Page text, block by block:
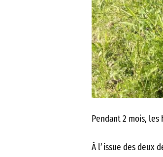
Pendant 2 mois,
À l’issue des deux